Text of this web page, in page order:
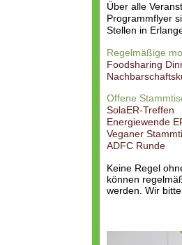
Über alle
Programmflyer
Stellen in
Regelmäßige
Foodsharing
Offene
SolaER-Treffen
Energiewende
Veganer
ADFC Runde
Keine Regel
können
werden. Wir